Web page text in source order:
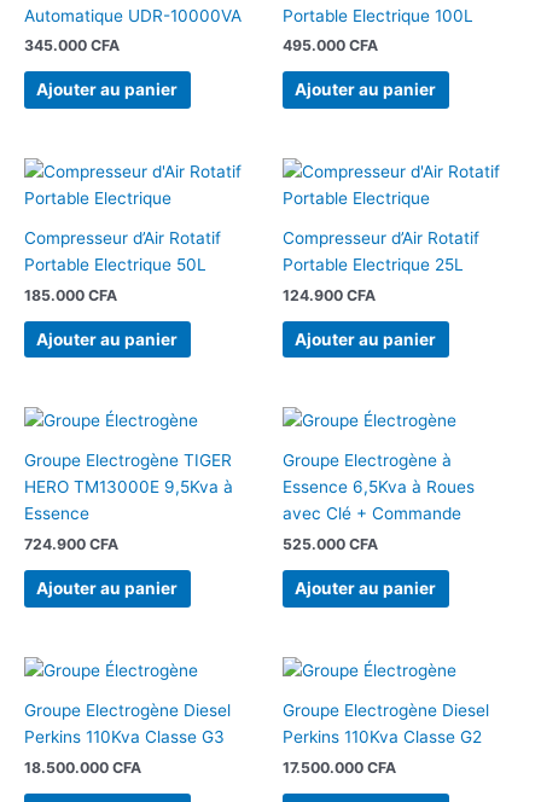
Automatique UDR-10000VA
345.000 CFA
Ajouter au panier
Portable Electrique 100L
495.000 CFA
Ajouter au panier
Compresseur d’Air Rotatif
Portable Electrique 50L
185.000 CFA
Ajouter au panier
Compresseur d’Air Rotatif
Portable Electrique 25L
124.900 CFA
Ajouter au panier
Groupe Electrogène TIGER
HERO TM13000E 9,5Kva à
Essence
724.900 CFA
Ajouter au panier
Groupe Electrogène à
Essence 6,5Kva à Roues
avec Clé + Commande
525.000 CFA
Ajouter au panier
Groupe Electrogène Diesel
Perkins 110Kva Classe G3
18.500.000 CFA
Groupe Electrogène Diesel
Perkins 110Kva Classe G2
17.500.000 CFA